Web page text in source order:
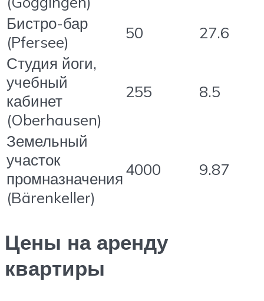
Бистро-бар
(Pfersee)
50
27.6
Студия йоги,
учебный
кабинет
(Oberhausen)
255 8.5
Земельный
участок
промназначения
(Bärenkeller)
4000 9.87
Цены на аренду
квартиры